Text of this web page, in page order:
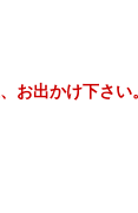
お出かけ下さ